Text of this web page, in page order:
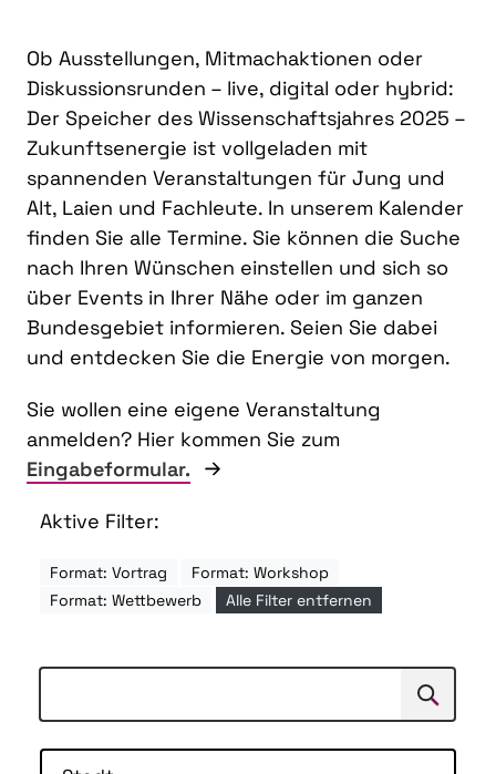
Ob Ausstellungen, Mitmachaktionen oder
Diskussionsrunden – live, digital oder hybrid:
Der Speicher des Wissenschaftsjahres 2025 –
Zukunftsenergie ist vollgeladen mit
spannenden Veranstaltungen für Jung und
Alt, Laien und Fachleute. In unserem Kalender
finden Sie alle Termine. Sie können die Suche
nach Ihren Wünschen einstellen und sich so
über Events in Ihrer Nähe oder im ganzen
Bundesgebiet informieren. Seien Sie dabei
und entdecken Sie die Energie von morgen.
Sie wollen eine eigene Veranstaltung
anmelden? Hier kommen Sie zum
Eingabeformular.
Aktive Filter:
Format: Vortrag
Format: Workshop
Format: Wettbewerb
Alle Filter entfernen
Suchen